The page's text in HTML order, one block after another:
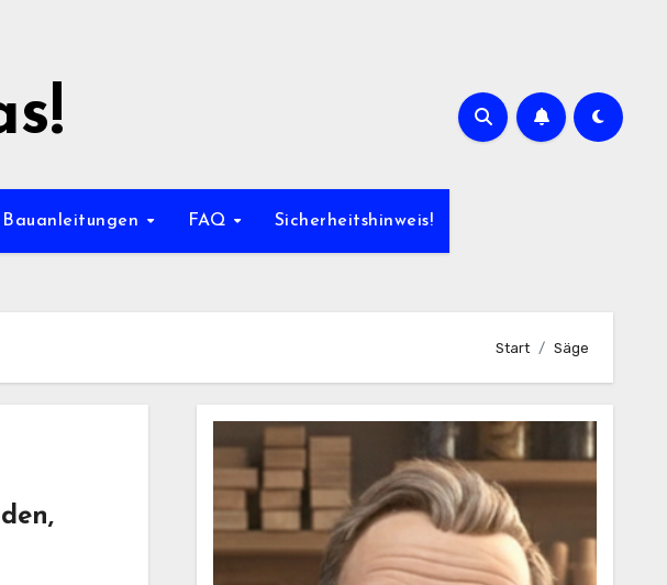
Bauanleitungen FAQ Sicherheitshinweis!
Start Säge